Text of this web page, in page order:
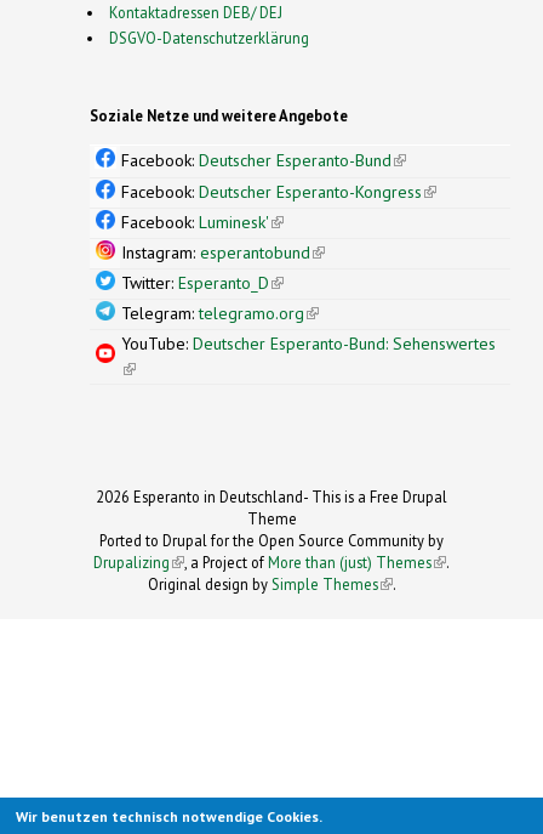
Kontaktadressen DEB/ DEJ
DSGVO-Datenschutzerklärung
Soziale Netze und weitere Angebote
Facebook: Deutscher Esperanto-Bund(link is
external)
Facebook: Deutscher Esperanto-Kongress(link is
Facebook: Luminesk'(link is external)
Instagram: esperantobund(link is external)
Twitter: Esperanto_D(link is external)
Telegram:telegramo.org(link is external)
YouTube: Deutscher Esperanto-Bund: Sehenswertes
(link is external)
2026 Esperanto in Deutschland- This is a Free Drupal
Theme
Ported to Drupal for the Open Source Community by
Drupalizing(link is external)
, a Project ofMore than (just) Themes (link is
.
Original design by Simple Themes
(link is
.
Wir benutzen technisch notwendige Cookies.